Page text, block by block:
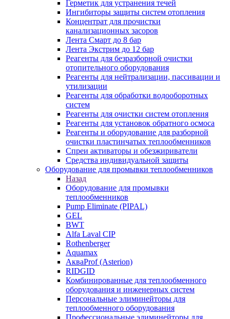
Герметик для устранения течей
Ингибиторы защиты систем отопления
Концентрат для прочистки
канализационных засоров
Лента Смарт до 8 бар
Лента Экстрим до 12 бар
Реагенты для безразборной очистки
отопительного оборудования
Реагенты для нейтрализации, пассивации и
утилизации
Реагенты для обработки водооборотных
систем
Реагенты для очистки систем отопления
Реагенты для установок обратного осмоса
Реагенты и оборудование для разборной
очистки пластинчатых теплообменников
Спреи активаторы и обезжириватели
Средства индивидуальной защиты
Оборудование для промывки теплообменников
Назад
Оборудование для промывки
теплообменников
Pump Eliminate (PIPAL)
GEL
BWT
Alfa Laval CIP
Rothenberger
Aquamax
АкваProf (Asterion)
RIDGID
Комбинированные для теплообменного
оборудования и инженерных систем
Персональные элиминейторы для
теплообменного оборудования
Профессиональные элиминейторы для